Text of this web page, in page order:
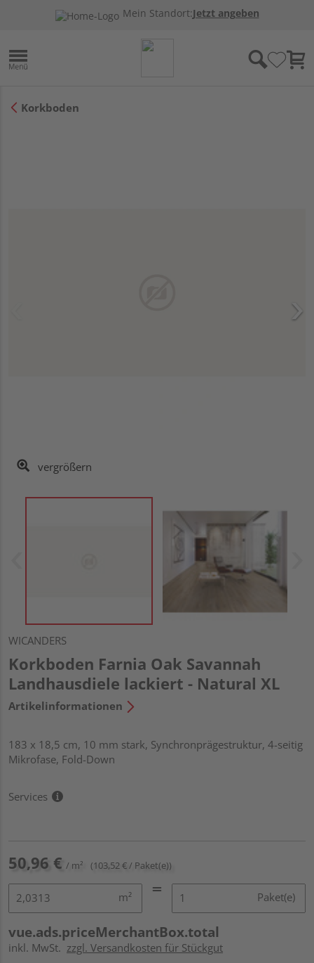
Mein Standort:Jetzt angeben
Korkboden
vergrößern
WICANDERS
Korkboden Farnia Oak Savannah
Landhausdiele lackiert - Natural XL
Artikelinformationen
183 x 18,5 cm, 10 mm stark, Synchronprägestruktur, 4-seitig
Mikrofase, Fold-Down
Services
50,96 € / m² (103,52 € / Paket(e))
m² Paket(e)
vue.ads.priceMerchantBox.total
inkl. MwSt. zzgl. Versandkosten für Stückgut